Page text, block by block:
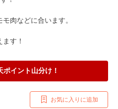
肉などに合います。
す！
ポイント山分け！
お気に入りに追加